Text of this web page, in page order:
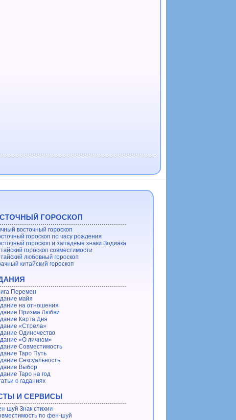
ГОРОСКОП
восточный гороскоп
гороскоп по часу рождения
гороскоп и западные знаки Зодиака
гороскоп совместимости
любовный гороскоп
китайский гороскоп
Перемен
майя
на отношения
Призма Любви
Карта Дня
«Стрела»
Одиночество
«О личном»
Совместимость
Таро Путь
Сексуальность
Выбор
Таро на год
о гаданиях
И СЕРВИСЫ
шуй Знак стихии
по фен-шуй